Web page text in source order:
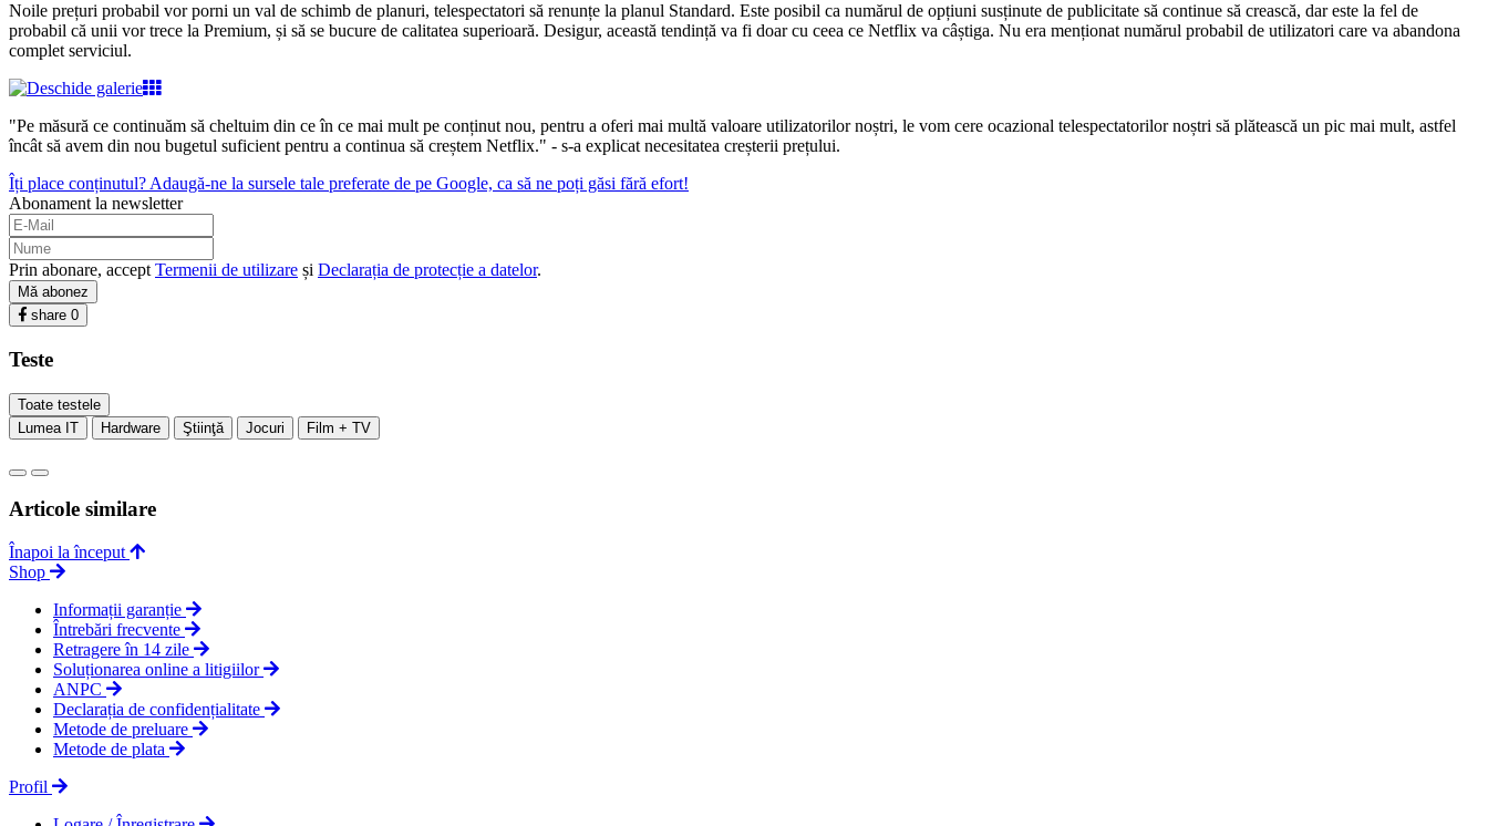
Noile prețuri probabil vor porni un val de schimb de planuri, telespectatori să renunțe la planul Standard. Este posibil ca numărul de opțiuni susținute de publicitate să continue să crească, dar este la fel de
probabil că unii vor trece la Premium, și să se bucure de calitatea superioară. Desigur, această tendință va fi doar cu ceea ce Netflix va câștiga. Nu era menționat numărul probabil de utilizatori care va abandona
complet serviciul.
"Pe măsură ce continuăm să cheltuim din ce în ce mai mult pe conținut nou, pentru a oferi mai multă valoare utilizatorilor noștri, le vom cere ocazional telespectatorilor noștri să plătească un pic mai mult, astfel
încât să avem din nou bugetul suficient pentru a continua să creștem Netflix." - s-a explicat necesitatea creșterii prețului.
Îți place conținutul? Adaugă-ne la sursele tale preferate de pe Google, ca să ne poți găsi fără efort!
Abonament la newsletter
Prin abonare, accept Termenii de utilizare și Declarația de protecție a datelor.
Mă abonez
share 0
Teste
Toate testele
Lumea IT
Hardware Ştiinţă Jocuri Film + TV
Articole similare
Înapoi la început
Shop
Informații garanție
Întrebări frecvente
Retragere în 14 zile
Soluționarea online a litigiilor
ANPC
Declarația de confidențialitate
Metode de preluare
Metode de plata
Profil